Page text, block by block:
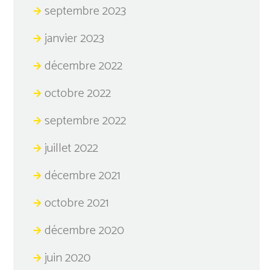
septembre 2023
janvier 2023
décembre 2022
octobre 2022
septembre 2022
juillet 2022
décembre 2021
octobre 2021
décembre 2020
juin 2020